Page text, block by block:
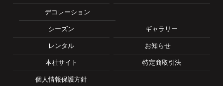
デコレーション
シーズン ギャラリー
レンタル お知らせ
本社サイト 特定商取引法
個人情報保護方針